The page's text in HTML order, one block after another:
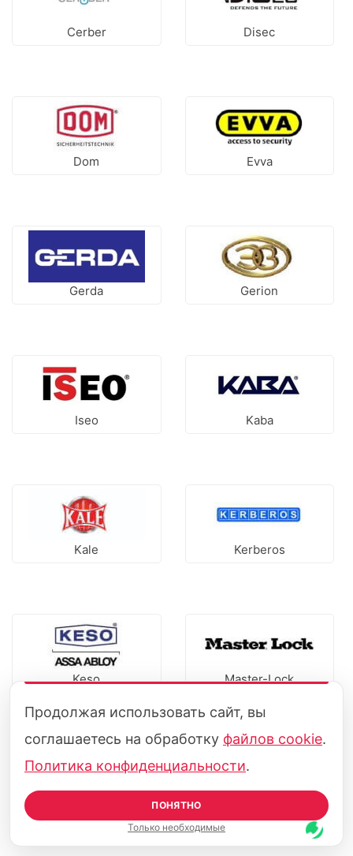
Cerber Disec
Dom Evva
Gerda Gerion
Iseo Kaba
Kale Kerberos
Keso Master-Lock
Продолжая использовать сайт, вы
соглашаетесь на обработку файлов cookie.
Политика конфиденциальности.
ПОНЯТНО
Только необходимые